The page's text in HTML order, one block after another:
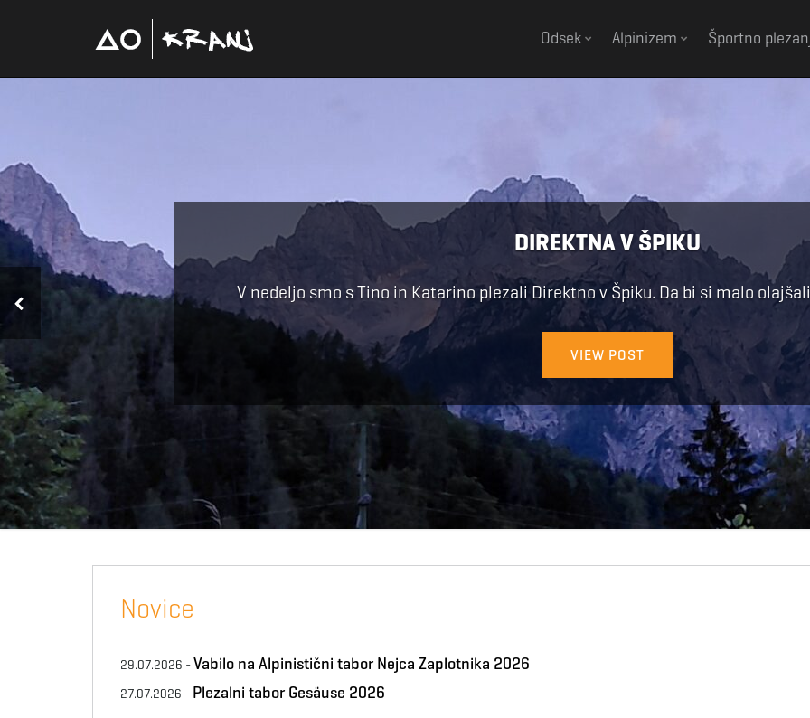
Odsek Alpinizem Športno
SKUPNI TABOR AILEFROIDE 2026
»Kam gremo?« »V Ajlefrojde.« Ta izgovorjava kraja Ailefroide me je občasno
bila […]
VIEW POST
Novice
29.07.2026 Vabilo na Alpinistični tabor Nejca Zaplotnika 2026
27.07.2026 Plezalni tabor Gesäuse 2026